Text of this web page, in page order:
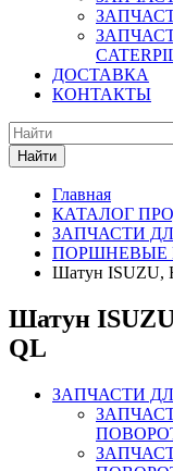
ДОСТАВКА
КОНТАКТЫ
Найти
Главная
КАТАЛОГ
ЗАПЧАСТИ
ПОРШНЕВЫЕ
Шатун ISUZU,
Шатун
QL
ЗАПЧАСТИ